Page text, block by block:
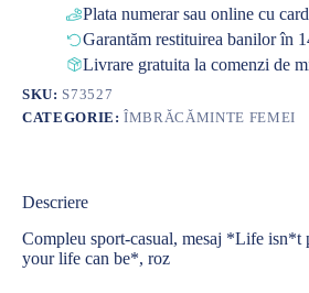
Plata numerar sau online cu
Garantăm restituirea banilor în
Livrare gratuita la comenzi de
SKU: S73527
CATEGORIE:ÎMBRĂCĂMINTE FEMEI
Descriere
Compleu sport-casual, mesaj *Life isn*t
your life can be*, roz